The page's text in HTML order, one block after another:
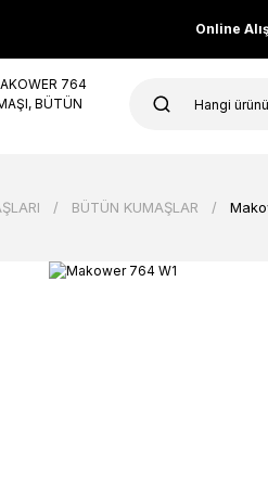
Online
BÜTÜN KUMAŞLAR